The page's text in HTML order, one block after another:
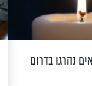
נהרגו בדרום